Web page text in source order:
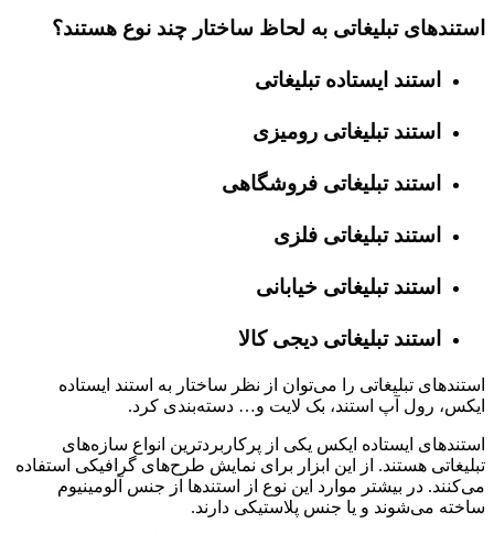
استندهای تبلیغاتی به‌ لحاظ ساختار چند نوع هستند؟
استند ایستاده تبلیغاتی
استند تبلیغاتی رومیزی
استند تبلیغاتی فروشگاهی
استند تبلیغاتی فلزی
استند تبلیغاتی خیابانی
استند تبلیغاتی دیجی کالا
استندهای تبلیغاتی را می‌توان از نظر ساختار به استند ایستاده
ایکس، رول آپ استند، بک لایت و… دسته‌بندی کرد.
استندهای ایستاده ایکس یکی از پرکاربردترین انواع سازه‌های
تبلیغاتی هستند. از این ابزار برای نمایش طرح‌های گرافیکی استفاده
می‌کنند. در بیشتر موارد این نوع از استندها از جنس آلومینیوم
ساخته می‌شوند و یا جنس پلاستیکی دارند.